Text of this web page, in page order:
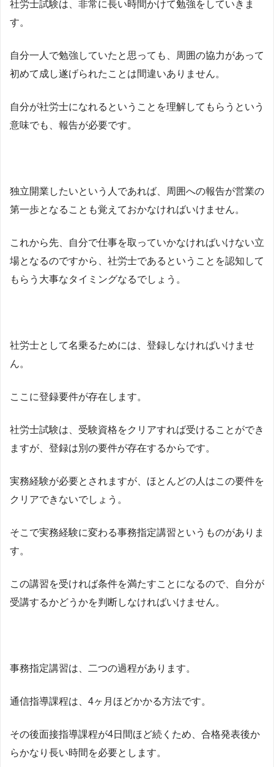
社労士試験は、非常に長い時間かけて勉強をしていきま
す。
自分一人で勉強していたと思っても、周囲の協力があって
初めて成し遂げられたことは間違いありません。
自分が社労士になれるということを理解してもらうという
意味でも、報告が必要です。
独立開業したいという人であれば、周囲への報告が営業の
第一歩となることも覚えておかなければいけません。
これから先、自分で仕事を取っていかなければいけない立
場となるのですから、社労士であるということを認知して
もらう大事なタイミングなるでしょう。
社労士として名乗るためには、登録しなければいけませ
ん。
ここに登録要件が存在します。
社労士試験は、受験資格をクリアすれば受けることができ
ますが、登録は別の要件が存在するからです。
実務経験が必要とされますが、ほとんどの人はこの要件を
クリアできないでしょう。
そこで実務経験に変わる事務指定講習というものがありま
す。
この講習を受ければ条件を満たすことになるので、自分が
受講するかどうかを判断しなければいけません。
事務指定講習は、二つの過程があります。
通信指導課程は、4ヶ月ほどかかる方法です。
その後面接指導課程が4日間ほど続くため、合格発表後か
らかなり長い時間を必要とします。